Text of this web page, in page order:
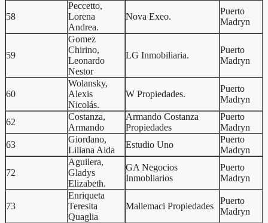
58
Peccetto,
Lorena
Andrea.
Nova Exeo.
Puerto
Madryn
59
Gomez
Chirino,
Leonardo
Nestor
LG Inmobiliaria.
Puerto
Madryn
60
Wolansky,
Alexis
Nicolás.
W Propiedades.
Puerto
Madryn
62
Costanza,
Armando
Armando Costanza
Propiedades
Puerto
Madryn
63
Giordano,
Liliana Aida
Estudio Uno
Puerto
Madryn
72
Aguilera,
Gladys
Elizabeth.
GA Negocios
Inmobliarios
Puerto
Madryn
73
Enriqueta
Teresita
Quaglia
Mallemaci Propiedades
Puerto
Madryn